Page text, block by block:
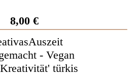
8,00 €
- Vegan
türkis